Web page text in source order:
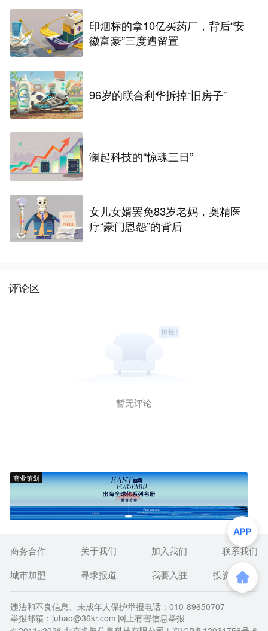
印烟标的拿10亿买药厂，背后“安
徽富豪”三度遭留置
96岁的联合利华拆掉“旧房子”
澜起科技的“惊魂三日”
女儿女婿罢免83岁老妈，奥精医
疗“豪门恩怨”的背后
评论区
暂无评论
商业策划
商务合作 关于我们 加入我们
联系我们
城市加盟
寻求报道 我要入驻 投资者关系
违法和不良信息、未成年人保护举报电话：010-89650707
举报邮箱：jubao@36kr.com 网上有害信息举报